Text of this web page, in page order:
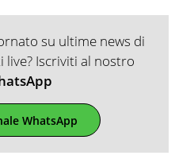
su ultime news di
Iscriviti al nostro
WhatsApp